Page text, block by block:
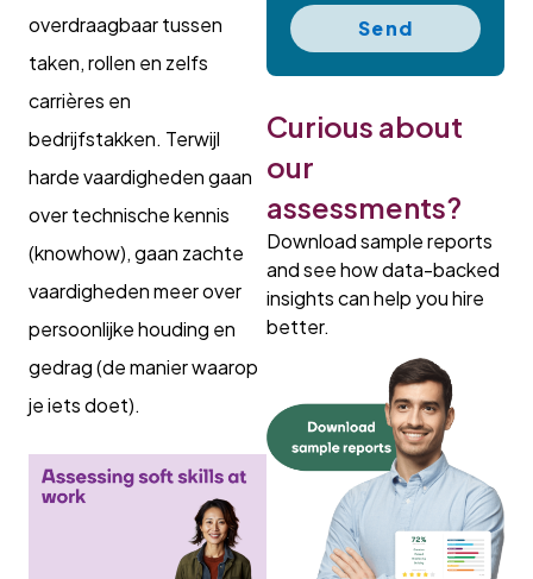
overdraagbaar tussen
taken, rollen en zelfs
carrières en
bedrijfstakken. Terwijl
harde vaardigheden gaan
over technische kennis
(knowhow), gaan zachte
vaardigheden meer over
persoonlijke houding en
gedrag (de manier waarop
je iets doet).
Send
Curious about
our
assessments?
Download sample reports
and see how data-backed
insights can help you hire
better.